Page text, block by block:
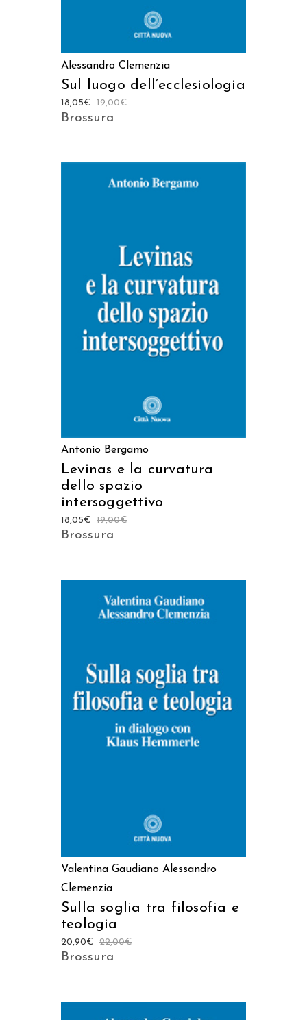
Alessandro Clemenzia
Sul luogo dell’ecclesiologia
19,00€
18,05€
Brossura
AGGIUNGI AL CARRELLO
Antonio Bergamo
Levinas e la curvatura
dello spazio
intersoggettivo
19,00€
18,05€
Brossura
Valentina Gaudiano Alessandro
Clemenzia
Sulla soglia tra filosofia e
teologia
22,00€
20,90€
Brossura